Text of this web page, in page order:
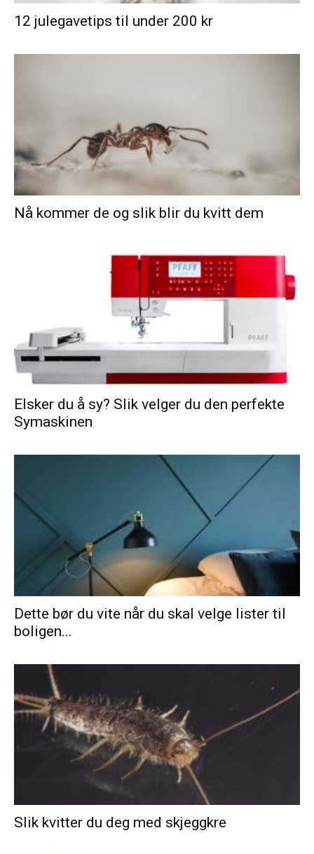
12 julegavetips til under 200 kr
Nå kommer de og slik blir du kvitt dem
Elsker du å sy? Slik velger du den perfekte
Symaskinen
Dette bør du vite når du skal velge lister til
boligen...
Slik kvitter du deg med skjeggkre